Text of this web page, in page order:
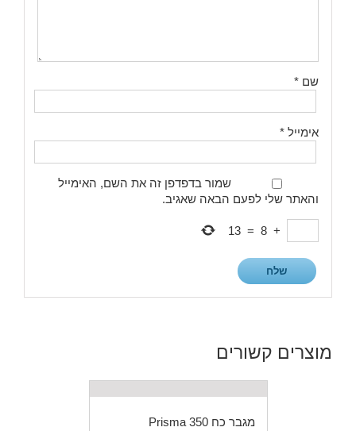
שם *
אימייל *
שמור בדפדפן זה את השם, האימייל
והאתר שלי לפעם הבאה שאגיב.
+
8
=
13
מוצרים קשורים
מגבר כח Prisma 350